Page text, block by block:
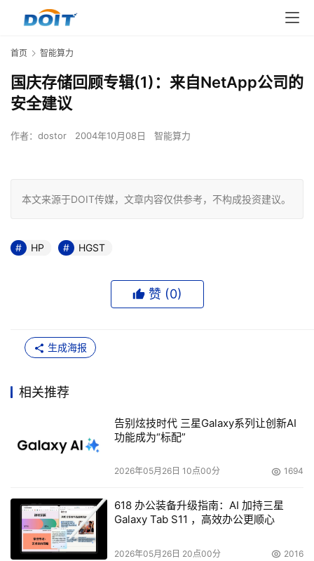
首页 智能算力
国庆存储回顾专辑(1)：来自NetApp公司的
安全建议
作者： dostor 2004年10月08日 智能算力
本文来源于DOIT传媒，文章内容仅供参考，不构成投资建议。
HP HGST
赞 (0)
生成海报
相关推荐
告别炫技时代 三星Galaxy系列让创新AI
功能成为“标配”
2026年05月26日 10点00分 1694
618 办公装备升级指南：AI 加持三星
Galaxy Tab S11 ，高效办公更顺心
2026年05月26日 20点00分 2016